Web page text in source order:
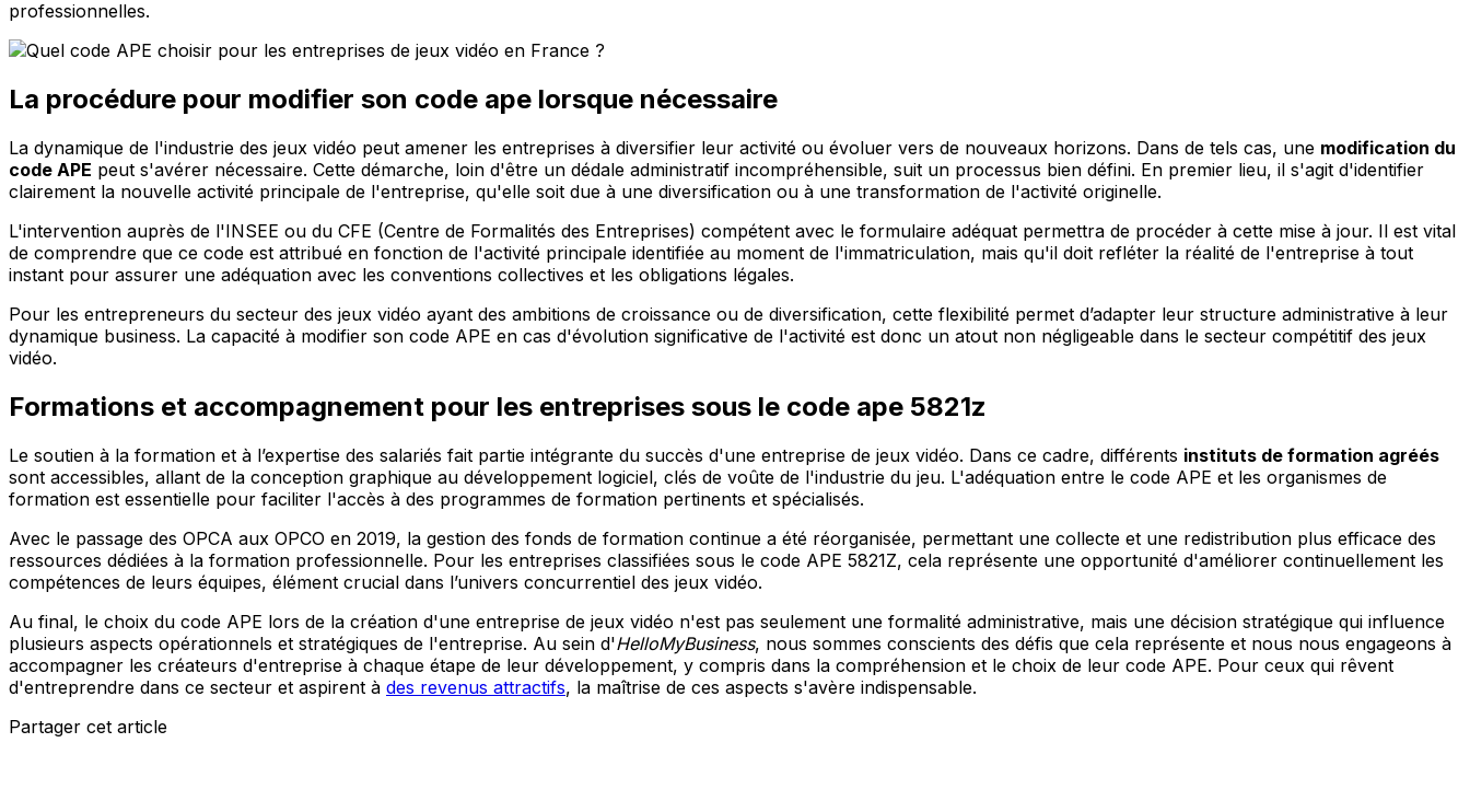
professionnelles.
La procédure pour modifier son code ape lorsque nécessaire
La dynamique de l'industrie des jeux vidéo peut amener les entreprises à diversifier leur activité ou évoluer vers de nouveaux horizons. Dans de tels cas, une modification du
code APE peut s'avérer nécessaire. Cette démarche, loin d'être un dédale administratif incompréhensible, suit un processus bien défini. En premier lieu, il s'agit d'identifier
clairement la nouvelle activité principale de l'entreprise, qu'elle soit due à une diversification ou à une transformation de l'activité originelle.
L'intervention auprès de l'INSEE ou du CFE (Centre de Formalités des Entreprises) compétent avec le formulaire adéquat permettra de procéder à cette mise à jour. Il est vital
de comprendre que ce code est attribué en fonction de l'activité principale identifiée au moment de l'immatriculation, mais qu'il doit refléter la réalité de l'entreprise à tout
instant pour assurer une adéquation avec les conventions collectives et les obligations légales.
Pour les entrepreneurs du secteur des jeux vidéo ayant des ambitions de croissance ou de diversification, cette flexibilité permet d’adapter leur structure administrative à leur
dynamique business. La capacité à modifier son code APE en cas d'évolution significative de l'activité est donc un atout non négligeable dans le secteur compétitif des jeux
vidéo.
Formations et accompagnement pour les entreprises sous le code ape 5821z
Le soutien à la formation et à l’expertise des salariés fait partie intégrante du succès d'une entreprise de jeux vidéo. Dans ce cadre, différents instituts de formation agréés
sont accessibles, allant de la conception graphique au développement logiciel, clés de voûte de l'industrie du jeu. L'adéquation entre le code APE et les organismes de
formation est essentielle pour faciliter l'accès à des programmes de formation pertinents et spécialisés.
Avec le passage des OPCA aux OPCO en 2019, la gestion des fonds de formation continue a été réorganisée, permettant une collecte et une redistribution plus efficace des
ressources dédiées à la formation professionnelle. Pour les entreprises classifiées sous le code APE 5821Z, cela représente une opportunité d'améliorer continuellement les
compétences de leurs équipes, élément crucial dans l’univers concurrentiel des jeux vidéo.
Au final, le choix du code APE lors de la création d'une entreprise de jeux vidéo n'est pas seulement une formalité administrative, mais une décision stratégique qui influence
plusieurs aspects opérationnels et stratégiques de l'entreprise. Au sein d'HelloMyBusiness, nous sommes conscients des défis que cela représente et nous nous engageons à
accompagner les créateurs d'entreprise à chaque étape de leur développement, y compris dans la compréhension et le choix de leur code APE. Pour ceux qui rêvent
d'entreprendre dans ce secteur et aspirent à des revenus attractifs, la maîtrise de ces aspects s'avère indispensable.
Partager cet article